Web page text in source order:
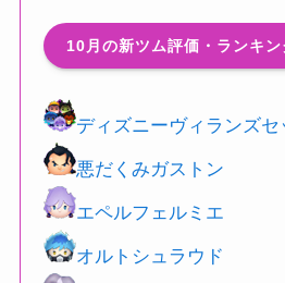
10月の新ツム評価・ランキン
ディズニーヴィランズセ
悪だくみガストン
エペルフェルミエ
オルトシュラウド